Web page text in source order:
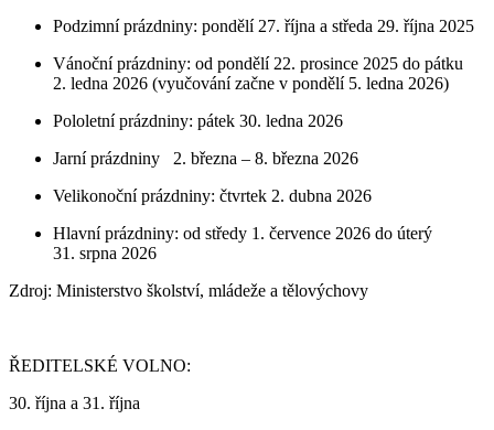
Podzimní prázdniny: pondělí 27. října a středa 29. října 2025
Vánoční prázdniny: od pondělí 22. prosince 2025 do pátku
2. ledna 2026 (vyučování začne v pondělí 5. ledna 2026)
Pololetní prázdniny: pátek 30. ledna 2026
Jarní prázdniny 2. března – 8. března 2026
Velikonoční prázdniny: čtvrtek 2. dubna 2026
Hlavní prázdniny: od středy 1. července 2026 do úterý
31. srpna 2026
Zdroj: Ministerstvo školství, mládeže a tělovýchovy
ŘEDITELSKÉ VOLNO:
30. října a 31. října